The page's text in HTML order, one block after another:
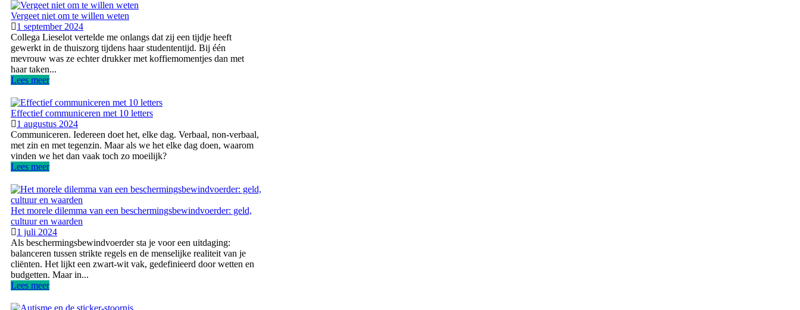
Vergeet niet om te willen weten
1 september 2024
Collega Lieselot vertelde me onlangs dat zij een tijdje heeft
gewerkt in de thuiszorg tijdens haar studententijd. Bij één
mevrouw was ze echter drukker met koffiemomentjes dan met
haar taken...
Lees meer
Effectief communiceren met 10 letters
1 augustus 2024
Communiceren. Iedereen doet het, elke dag. Verbaal, non-verbaal,
met zin en met tegenzin. Maar als we het elke dag doen, waarom
vinden we het dan vaak toch zo moeilijk?
Lees meer
Het morele dilemma van een beschermingsbewindvoerder: geld,
cultuur en waarden
1 juli 2024
Als beschermingsbewindvoerder sta je voor een uitdaging:
balanceren tussen strikte regels en de menselijke realiteit van je
cliënten. Het lijkt een zwart-wit vak, gedefinieerd door wetten en
budgetten. Maar in...
Lees meer